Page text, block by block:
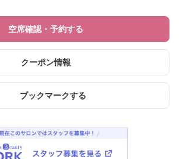
空席確認・予約する
クーポン情報
ブックマークする